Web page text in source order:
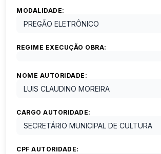
MODALIDADE:
PREGÃO ELETRÔNICO
REGIME EXECUÇÃO OBRA:
NOME AUTORIDADE:
LUIS CLAUDINO MOREIRA
CARGO AUTORIDADE:
SECRETÁRIO MUNICIPAL DE CULTURA
CPF AUTORIDADE: